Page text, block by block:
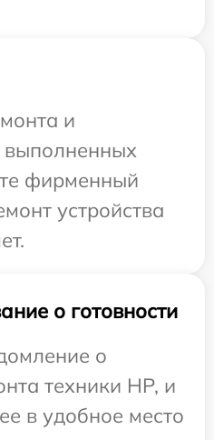
и
выполненных
фирменный
устройства
о готовности
о
техники HP, и
в удобное место